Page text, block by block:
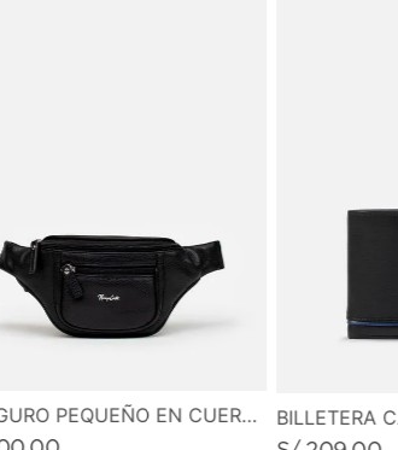
CANGURO PEQUEÑO EN CUERO GRABADO